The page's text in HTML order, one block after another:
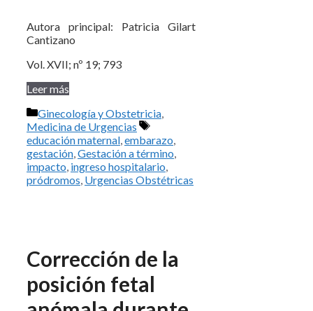
Autora principal: Patricia Gilart
Cantizano
Vol. XVII; nº 19; 793
Leer más
Categorías
Ginecología y Obstetricia,
Medicina de Urgencias
Etiquetas
educación maternal,embarazo,
gestación,Gestación a término,
impacto, ingreso hospitalario,
pródromos, Urgencias Obstétricas
Corrección de la
posición fetal